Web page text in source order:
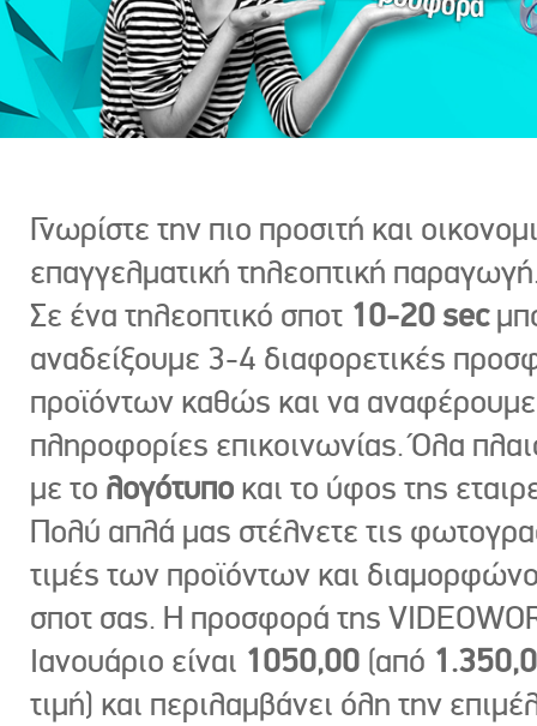
Γνωρίστε την πιο προσιτή και
επαγγελματική τηλεοπτική
Σε ένα τηλεοπτικό σποτ 10-20 sec
αναδείξουμε 3-4 διαφορετικές
προϊόντων καθώς και να
πληροφορίες επικοινωνίας. Όλα
με το λογότυπο και το ύφος της
Πολύ απλά μας στέλνετε τις
τιμές των προϊόντων και
σποτ σας. Η προσφορά της
Ιανουάριο είναι 1050,00 (από
τιμή) και περιλαμβάνει όλη την